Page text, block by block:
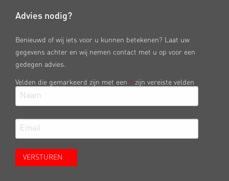
Advies nodig?
Benieuwd of wij iets voor u kunnen betekenen? Laat uw
gegevens achter en wij nemen contact met u op voor een
gedegen advies.
Velden die gemarkeerd zijn met een * zijn vereiste velden